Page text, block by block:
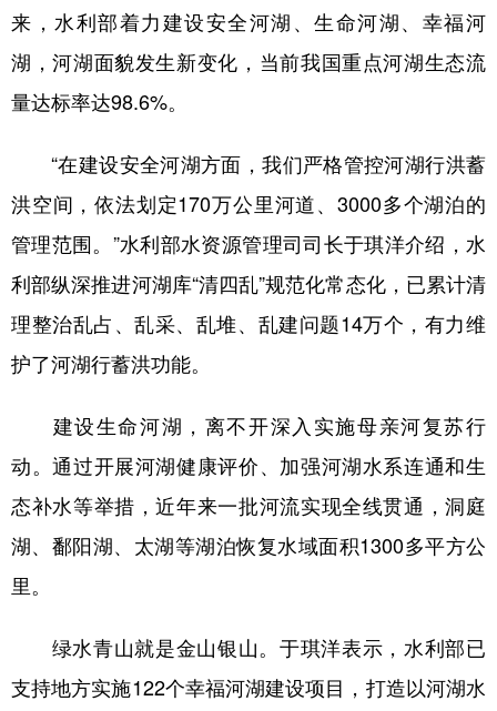
来，水利部着力建设安全河湖、生命河湖、幸福河
湖，河湖面貌发生新变化，当前我国重点河湖生态流
量达标率达98.6%。
“在建设安全河湖方面，我们严格管控河湖行洪蓄
洪空间，依法划定170万公里河道、3000多个湖泊的
管理范围。”水利部水资源管理司司长于琪洋介绍，水
利部纵深推进河湖库“清四乱”规范化常态化，已累计清
理整治乱占、乱采、乱堆、乱建问题14万个，有力维
护了河湖行蓄洪功能。
建设生命河湖，离不开深入实施母亲河复苏行
动。通过开展河湖健康评价、加强河湖水系连通和生
态补水等举措，近年来一批河流实现全线贯通，洞庭
湖、鄱阳湖、太湖等湖泊恢复水域面积1300多平方公
里。
绿水青山就是金山银山。于琪洋表示，水利部已
支持地方实施122个幸福河湖建设项目，打造以河湖水